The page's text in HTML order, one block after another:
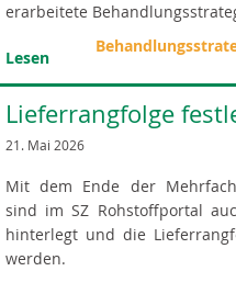
erarbeitete
Lesen
Lieferrangfolge
21. Mai 2026
Mit dem Ende der
sind im SZ Rohstoffportal
hinterlegt und die
werden.